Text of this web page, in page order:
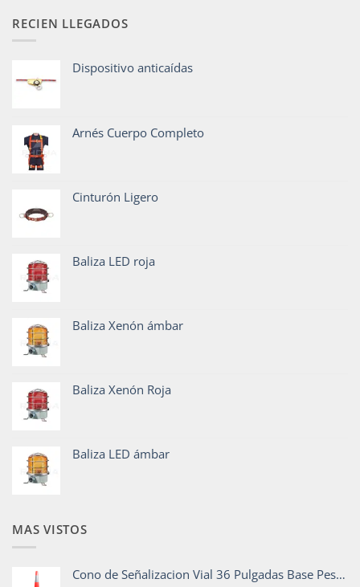
RECIEN LLEGADOS
Dispositivo anticaídas
Arnés Cuerpo Completo
Cinturón Ligero
Baliza LED roja
Baliza Xenón ámbar
Baliza Xenón Roja
Baliza LED ámbar
MAS VISTOS
Cono de Señalizacion Vial 36 Pulgadas Base Pesada